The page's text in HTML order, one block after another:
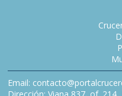
Email:
Dirección: Viana 837, of.